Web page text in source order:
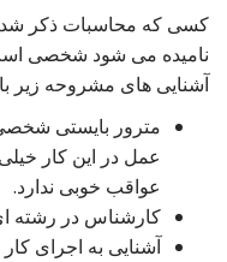
کسی که محاسبات ذکر شده
نامیده می شود شخصی
آشنایی های مشروحه زیر
مترور بایستی
عمل در این کار
عواقب خوبی ندارد.
کارشناس در رشته
آشنایی به اجرای